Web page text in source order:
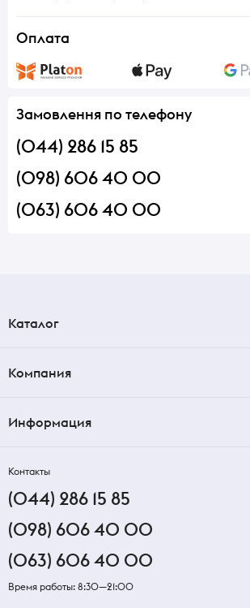
Оплата
Замовлення по телефону
(044) 286 15 85
(098) 606 40 00
(063) 606 40 00
Каталог
Компания
Информация
Контакты
(044) 286 15 85
(098) 606 40 00
(063) 606 40 00
Время работы: 8:30—21:00